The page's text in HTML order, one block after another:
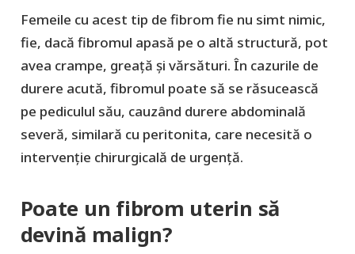
Femeile cu acest tip de fibrom fie nu simt nimic,
fie, dacă fibromul apasă pe o altă structură, pot
avea crampe, greață și vărsături. În cazurile de
durere acută, fibromul poate să se răsucească
pe pediculul său, cauzând durere abdominală
severă, similară cu peritonita, care necesită o
intervenție chirurgicală de urgență.
Poate un fibrom uterin să
devină malign?